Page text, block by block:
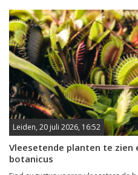
Leiden, 20 juli 2026, 16:52
Vleesetende planten te zien
botanicus